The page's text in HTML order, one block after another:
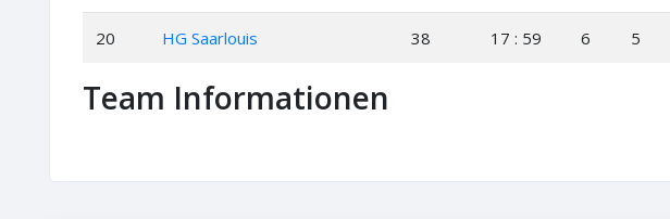
20 HG Saarlouis 38 17 : 59 6 5
Team Informationen